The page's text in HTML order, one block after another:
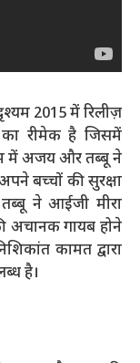
2015 में रिलीज़
रीमेक है जिसमें
में अजय और तब्बू ने
बच्चों की सुरक्षा
ने आईजी मीरा
अचानक गायब होने
कामत द्वारा
है।